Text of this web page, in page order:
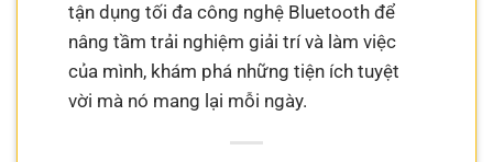
tận dụng tối đa công nghệ Bluetooth để
nâng tầm trải nghiệm giải trí và làm việc
của mình, khám phá những tiện ích tuyệt
vời mà nó mang lại mỗi ngày.